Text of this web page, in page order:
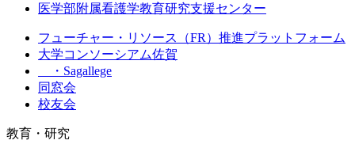
医学部附属看護学教育研究支援センター
フューチャー・リソース（FR）推進プラットフォーム
大学コンソーシアム佐賀
・Sagallege
同窓会
校友会
教育・研究